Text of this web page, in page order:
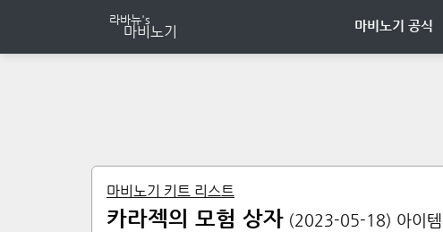
마비노기 공식
마비노기 키트 리스트
카라젝의 모험 상자 (2023-05-18) 아이